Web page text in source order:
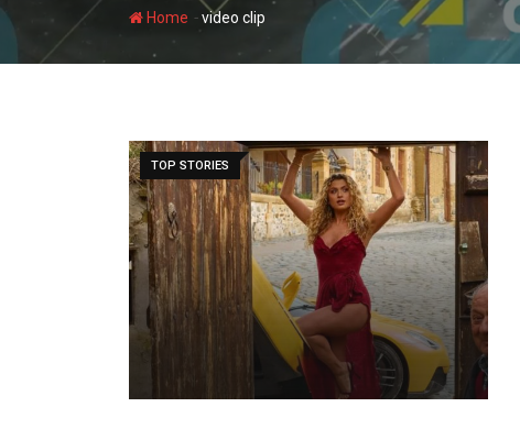
Home -video clip
TOP STORIES